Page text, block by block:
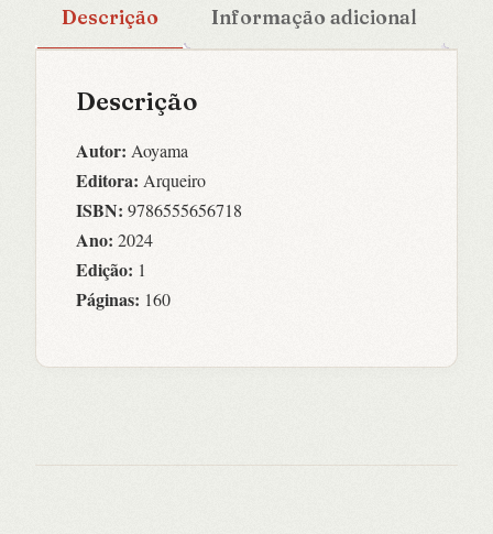
Descrição Informação adicional
Descrição
Autor: Aoyama
Editora: Arqueiro
ISBN: 9786555656718
Ano: 2024
Edição: 1
Páginas: 160